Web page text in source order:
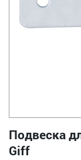
Подвеска
Giff